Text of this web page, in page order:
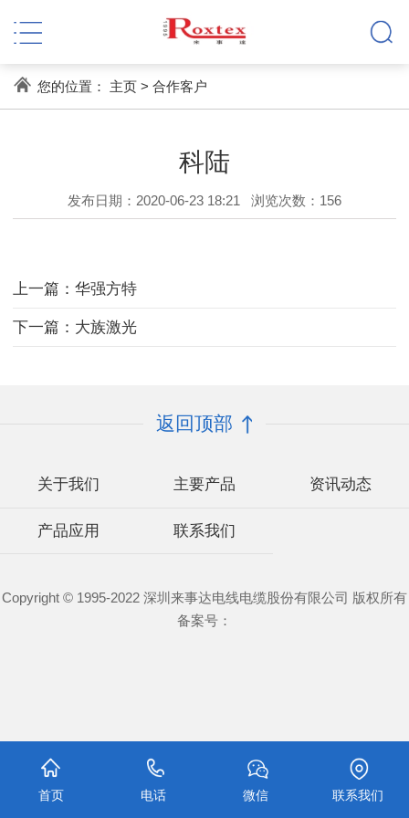
您的位置： 主页> 合作客户
科陆
发布日期：2020-06-23 18:21 浏览次数： 156
上一篇：华强方特
下一篇：大族激光
返回顶部
关于我们 主要产品 资讯动态
产品应用 联系我们
Copyright © 1995-2022 深圳来事达电线电缆股份有限公司 版权所有
备案号：
首页 电话 微信 联系我们